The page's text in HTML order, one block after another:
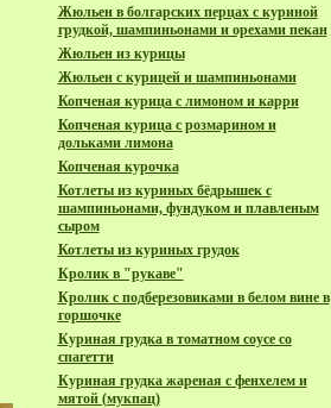
Жюльен в болгарских перцах с куриной
грудкой, шампиньонами и орехами пекан
Жюльен из курицы
Жюльен с курицей и шампиньонами
Копченая курица с лимоном и карри
Копченая курица с розмарином и
дольками лимона
Копченая курочка
Котлеты из куриных бёдрышек с
шампиньонами, фундуком и плавленым
сыром
Котлеты из куриных грудок
Кролик в "рукаве"
Кролик с подберезовиками в белом вине в
горшочке
Куриная грудка в томатном соусе со
спагетти
Куриная грудка жареная с фенхелем и
мятой (мукпац)